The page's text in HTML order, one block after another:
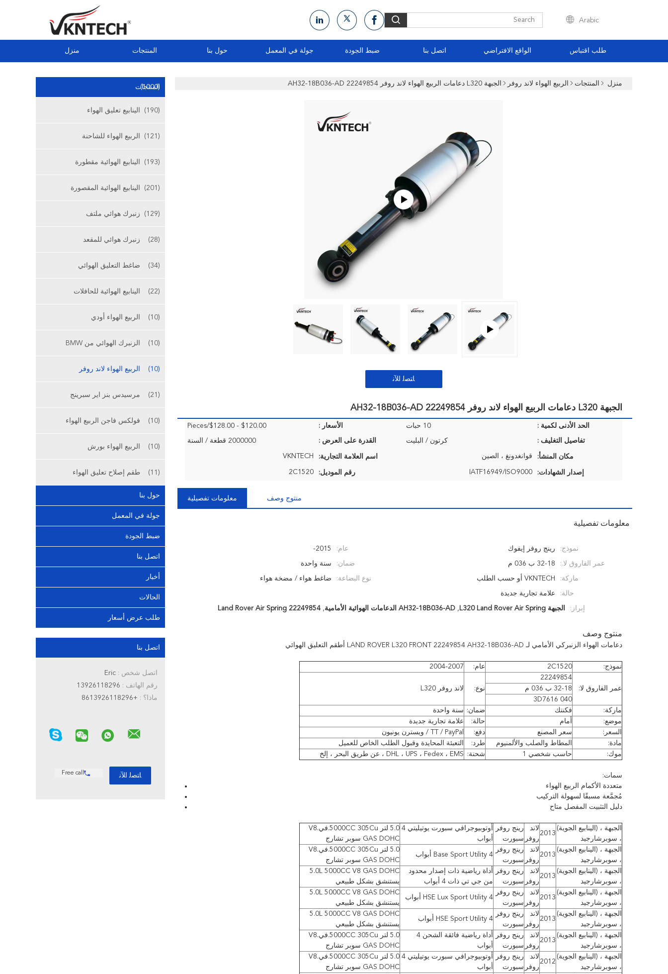
Arabic
منزل المنتجات حول بنا جولة في المعمل ضبط الجودة اتصل بنا الواقع الافتراضي طلب اقتباس
المنتجات(1000)
الينابيع تعليق الهواء (190)
الربيع الهواء للشاحنة (121)
الينابيع الهوائية مقطورة (193)
الينابيع الهوائية المقصورة (201)
زنبرك هوائي ملتف (129)
زنبرك هوائي للمقعد (28)
ضاغط التعليق الهوائي (34)
الينابيع الهوائية للحافلات (22)
الربيع الهواء أودي (10)
الزنبرك الهوائي من BMW (10)
الربيع الهواء لاند روفر (10)
مرسيدس بنز اير سبرينج (21)
فولكس فاجن الربيع الهواء (10)
الربيع الهواء بورش (10)
طقم إصلاح تعليق الهواء (11)
حول بنا
جولة في المعمل
ضبط الجودة
اتصل بنا
أخبار
الحالات
طلب عرض أسعار
اتصل بنا
اتصل شخص :
رقم الهاتف :
ماذا؟ : +8613926118296
Free call
منزل المنتجات الربيع الهواء لاند روفر الجبهة L320 دعامات الربيع الهواء لاند روفر 22249854 AH32-18B036-AD
ﺎﺘﺼﻟ ﺍﻶﻧ
الجبهة L320 دعامات الربيع الهواء لاند روفر 22249854 AH32-18B036-AD
الحد الأدنى لكمية : 10 حبات الأسعار : $120.00 - $128.00/Pieces
تفاصيل التغليف : كرتون / البليت القدرة على العرض : 2000000 قطعة / السنة
مكان المنشأ: قوانغدونغ ، الصين اسم العلامة التجارية: VKNTECH
إصدار الشهادات: IATF16949/ISO9000 رقم الموديل: 2C1520
معلومات تفصيلية منتوج وصف
معلومات تفصيلية
نموذج: رينج روفر إيفوك عام: 2015-
عمر الفاروق لا.: 32-18 ب 036 م ضمان: سنة واحدة
ماركة: VKNTECH أو حسب الطلب نوع البضاعة: ضاغط هواء / مضخة هواء
حالة: علامة تجارية جديدة
إبراز: الجبهة L320 Land Rover Air Spring , AH32-18B036-AD الدعامات الهوائية الأمامية ,
22249854 Land Rover Air Spring
منتوج وصف
دعامات الهواء الزنبركي الأمامي لـ LAND ROVER L320 FRONT 22249854 AH32-18B036-AD أطقم التعليق الهوائي
نموذج: 2C1520 عام: 2004-2007
عمر الفاروق لا:
22249854
نوع:
لاند روفر L320
32-18 ب 036 م
3D7616 040
ماركة:
فكنتك ضمان: سنة واحدة
موضع:
أمام حالة:
علامة تجارية جديدة
السعر:
سعر المصنع دفع:
TT / PayPal / ويسترن يونيون
مادة:
المطاط والصلب والألمنيوم طرد:
التعبئة المحايدة وقبول الطلب الخاص للعميل
موك:
حاسب شخصي 1 شحنة: DHL ، UPS ، Fedex ، EMS ، عن طريق البحر ، إلخ
سمات:
متعددة الأكمام الربيع الهواء
مُجمَّعة مسبقًا لسهولة التركيب
دليل التثبيت المفصل متاح
الجبهة ، (الينابيع الجوية)
، سوبرشارجيد
2013
لاند
روفر
رينج روفر
سبورت
أوتوبيوجرافي سبورت يوتيليتي 4
أبواب
5.0 لتر 5000CC 305Cu.في.V8
GAS DOHC سوبر تشارج
الجبهة ، (الينابيع الجوية)
، سوبرشارجيد
2013
لاند
روفر
رينج روفر
سبورت
Base Sport Utility 4 أبواب
5.0 لتر 5000CC 305Cu.في.V8
GAS DOHC سوبر تشارج
الجبهة ، (الينابيع الجوية)
، سوبرشارجيد
2013
لاند
روفر
رينج روفر
سبورت
أداة رياضية ذات إصدار محدود
من جي تي ذات 4 أبواب
5.0L 5000CC V8 GAS DOHC
يستنشق بشكل طبيعي
الجبهة ، (الينابيع الجوية)
، سوبرشارجيد
2013
لاند
روفر
رينج روفر
سبورت
HSE Lux Sport Utility 4 أبواب
5.0L 5000CC V8 GAS DOHC
يستنشق بشكل طبيعي
الجبهة ، (الينابيع الجوية)
، سوبرشارجيد
2013
لاند
روفر
رينج روفر
سبورت
HSE Sport Utility 4 أبواب
5.0L 5000CC V8 GAS DOHC
يستنشق بشكل طبيعي
الجبهة ، (الينابيع الجوية)
، سوبرشارجيد
2013
لاند
روفر
رينج روفر
سبورت
أداة رياضية فائقة الشحن 4
أبواب
5.0 لتر 5000CC 305Cu.في.V8
GAS DOHC سوبر تشارج
الجبهة ، (الينابيع الجوية)
، سوبرشارجيد
2012
لاند
روفر
رينج روفر
سبورت
أوتوبيوجرافي سبورت يوتيليتي 4
أبواب
5.0 لتر 5000CC 305Cu.في.V8
GAS DOHC سوبر تشارج